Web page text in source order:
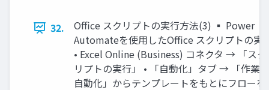
32.
Office スクリプトの実行方法(3) ▪ Power
Automateを使用したOffice スクリプトの実
• Excel Online (Business) コネクタ → 「スク
リプトの実行」 • 「自動化」タブ → 「作業の
自動化」からテンプレートをもとにフローを